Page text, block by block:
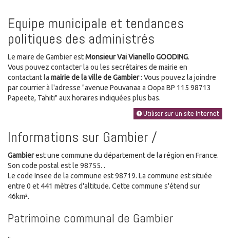
Equipe municipale et tendances
politiques des administrés
Le maire de Gambier estMonsieur Vai Vianello GOODING.
Vous pouvez contacter la ou les secrétaires de mairie en
contactant la mairie de la ville de Gambier: Vous pouvez la joindre
par courrier à l'adresse "avenue Pouvanaa a Oopa BP 115 98713
Papeete, Tahiti" aux horaires indiquées plus bas.
Utiliser sur un site Internet
Informations sur Gambier /
Gambierest une commune du département de la région en France.
Son code postal est le 98755. .
Le code Insee de la commune est 98719. La commune est située
entre 0 et 441 mètres d'altitude. Cette commune s'étend sur
46km².
Patrimoine communal de Gambier
..